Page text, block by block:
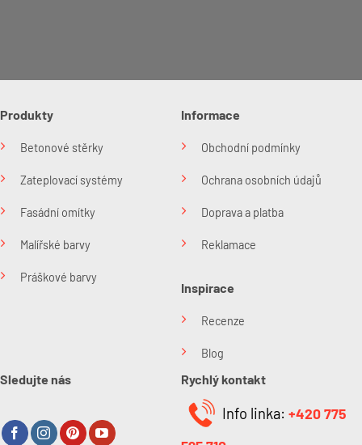
Produkty
Betonové stěrky
Zateplovací systémy
Fasádní omítky
Malířské barvy
Práškové barvy
Informace
Obchodní podmínky
Ochrana osobních údajů
Doprava a platba
Reklamace
Inspirace
Recenze
Blog
Sledujte nás Rychlý kontakt
Info linka: +420 775